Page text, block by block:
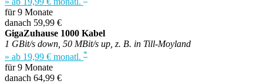
für 9 Monate
danach 59,99 €
GigaZuhause 1000 Kabel
1 GBit/s down, 50 MBit/s up, z. B. in Till-Moyland
» ab 19,99 € monatl. *
für 9 Monate
danach 64,99 €